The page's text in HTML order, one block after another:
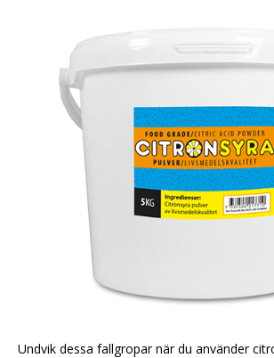
Undvik dessa fallgropar när du använder